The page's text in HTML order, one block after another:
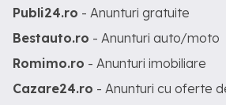
Publi24.ro - Anunturi gratuite
Bestauto.ro - Anunturi auto/moto
Romimo.ro - Anunturi imobiliare
Cazare24.ro - Anunturi cu oferte